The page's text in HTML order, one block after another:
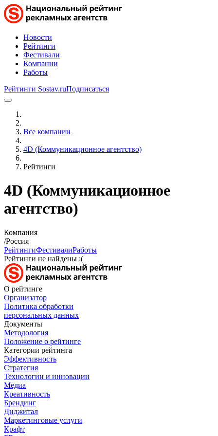
Новости
Рейтинги
Фестивали
Компании
Работы
Рейтинги Sostav.ruПодписаться
Все компании
4D (Коммуникационное агентство)
Рейтинги
4D (Коммуникационное
агентство)
Компания
/Россия
РейтингиФестивалиРаботы
Рейтинги не найдены :(
О рейтинге
Организатор
Политика обработки
персональных данных
Документы
Методология
Положение о рейтинге
Категории рейтинга
Эффективность
Стратегия
Технологии и инновации
Медиа
Креативность
Брендинг
Диджитал
Маркетинговые услуги
Крафт